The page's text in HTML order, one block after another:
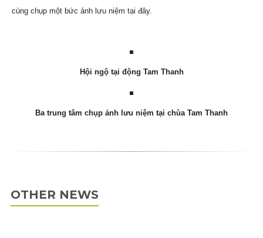
cùng chụp một bức ảnh lưu niệm tại đây.
Hội ngộ tại động Tam Thanh
Ba trung tâm chụp ảnh lưu niệm tại chùa Tam Thanh
OTHER NEWS